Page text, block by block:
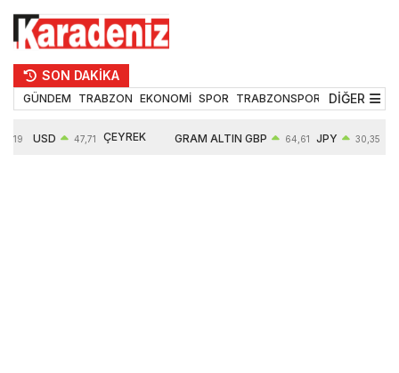
SON DAKİKA
GÜNDEM TRABZON EKONOMİ SPOR TRABZONSPOR TEKNOLOJİ
DİĞER
USD 47,71 ÇEYREK GRAM ALTIN GBP 64,61 JPY 30,35